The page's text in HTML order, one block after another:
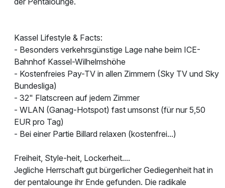
Kassel Lifestyle & Facts:
- Besonders verkehrsgünstige Lage nahe beim ICE-
Bahnhof Kassel-Wilhelmshöhe
- Kostenfreies Pay-TV in allen Zimmern (Sky TV und Sky
Bundesliga)
- 32" Flatscreen auf jedem Zimmer
- WLAN (Ganag-Hotspot) fast umsonst (für nur 5,50
EUR pro Tag)
- Bei einer Partie Billard relaxen (kostenfrei...)
Freiheit, Style-heit, Lockerheit....
Jegliche Herrschaft gut bürgerlicher Gediegenheit hat in
der pentalounge ihr Ende gefunden. Die radikale